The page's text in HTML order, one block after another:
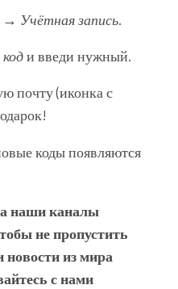
→ Учётная запись.
и введи нужный.
почту (иконка с
коды появляются
наши каналы
не пропустить
из мира
с нами